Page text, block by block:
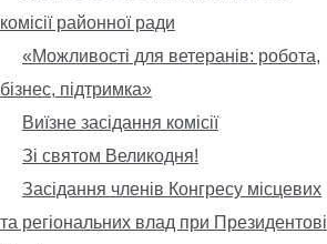
комісії районної ради
«Можливості для ветеранів: робота,
бізнес, підтримка»
Виїзне засідання комісії
Зі святом Великодня!
Засідання членів Конгресу місцевих
та регіональних влад при Президентові